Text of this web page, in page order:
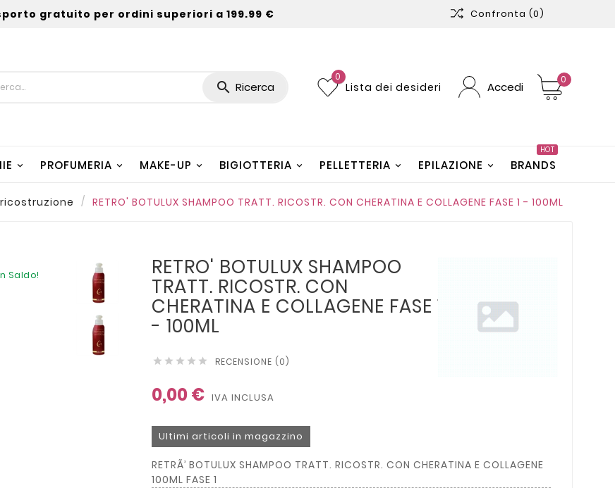
gratuito per ordini superiori a 199.99 € Confronta (0)
 Ricerca
0
Lista dei desideri Accedi
0
PROFUMERIA MAKE-UP BIGIOTTERIA PELLETTERIA EPILAZIONE BRANDS
HOT
RETRO' BOTULUX SHAMPOO TRATT. RICOSTR. CON CHERATINA E COLLAGENE FASE 1 - 100ML
Saldo! RETRO' BOTULUX SHAMPOO
TRATT. RICOSTR. CON
CHERATINA E COLLAGENE FASE 1
- 100ML
     RECENSIONE (0)
0,00 € IVA INCLUSA
Ultimi articoli in magazzino
RETRÃ’ BOTULUX SHAMPOO TRATT. RICOSTR. CON CHERATINA E COLLAGENE
100ML FASE 1